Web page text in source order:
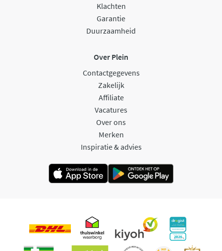
Klachten
Garantie
Duurzaamheid
Over Plein
Contactgegevens
Zakelijk
Affiliate
Vacatures
Over ons
Merken
Inspiratie & advies